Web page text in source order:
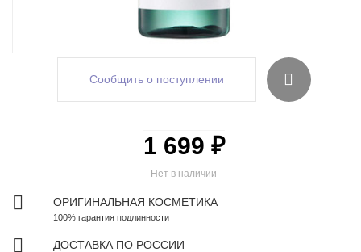
Сообщить о поступлении
Нет в наличии
1 699 ₽
ОРИГИНАЛЬНАЯ КОСМЕТИКА
100% гарантия подлинности
ДОСТАВКА ПО РОССИИ